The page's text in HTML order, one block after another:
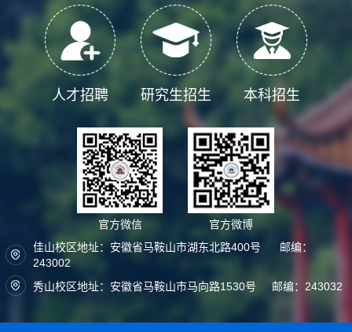
本科招生
研究生招生
人才招聘
官方微信
官方微博
佳山校区地址：安徽省马鞍山市湖东北路400号 邮编：
243002
秀山校区地址：安徽省马鞍山市马向路1530号 邮编：243032